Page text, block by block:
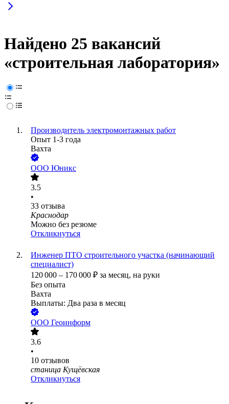
Найдено 25 вакансий
«строительная лаборатория»
Производитель электромонтажных работ
Опыт 1-3 года
Вахта
ООО Юникс
3.5
•
33 отзыва
Краснодар
Можно без резюме
Откликнуться
Инженер ПТО строительного участка (начинающий
специалист)
120 000 – 170 000 ₽ за месяц, на руки
Без опыта
Вахта
Выплаты: Два раза в месяц
ООО Геоинформ
3.6
•
10 отзывов
станица Кущёвская
Откликнуться